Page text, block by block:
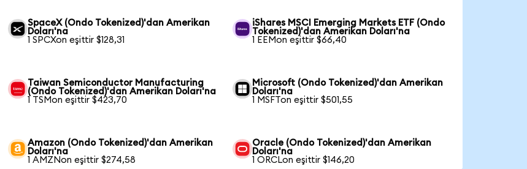
SpaceX (Ondo Tokenized)'dan Amerikan
Doları'na
1 SPCXon eşittir $128,31
iShares MSCI Emerging Markets ETF (Ondo
Tokenized)'dan Amerikan Doları'na
1 EEMon eşittir $66,40
Taiwan Semiconductor Manufacturing
(Ondo Tokenized)'dan Amerikan Doları'na
1 TSMon eşittir $423,70
Microsoft (Ondo Tokenized)'dan Amerikan
Doları'na
1 MSFTon eşittir $501,55
Amazon (Ondo Tokenized)'dan Amerikan
Doları'na
1 AMZNon eşittir $274,58
Oracle (Ondo Tokenized)'dan Amerikan
Doları'na
1 ORCLon eşittir $146,20